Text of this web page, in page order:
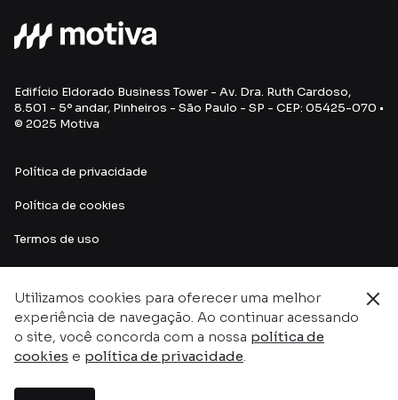
Utilizamos cookies para oferecer uma melhor
experiência de navegação. Ao continuar acessando
o site, você concorda com a nossa política de
cookies e política de privacidade.
Edifício Eldorado Business Tower - Av. Dra. Ruth Cardoso,
8.501 - 5º andar, Pinheiros - São Paulo - SP - CEP: 05425-070 •
© 2025 Motiva
Política de privacidade
Política de cookies
Termos de uso